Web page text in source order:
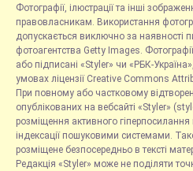
Фотографії, ілюстрації та інші
правовласникам. Використання
допускається виключно за наявності
фотоагентства Getty Images.
або підписані «Styler» чи «РБК-
умовах ліцензії Creative Commons
При повному або частковому
опублікованих на вебсайті «Styler»
розміщення активного
індексації пошуковими системами.
розміщене безпосередньо в тексті
Редакція «Styler» може не поділяти